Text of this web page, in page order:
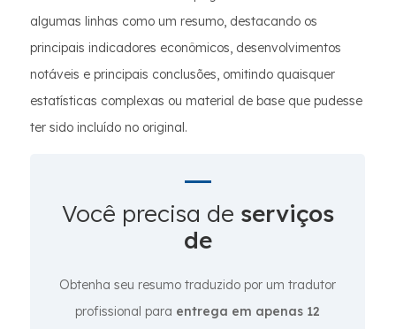
algumas linhas como um resumo, destacando os
principais indicadores econômicos, desenvolvimentos
notáveis e principais conclusões, omitindo quaisquer
estatísticas complexas ou material de base que pudesse
ter sido incluído no original.
Você precisa de serviços
de
Obtenha seu resumo traduzido por um tradutor
profissional para entrega em apenas 12